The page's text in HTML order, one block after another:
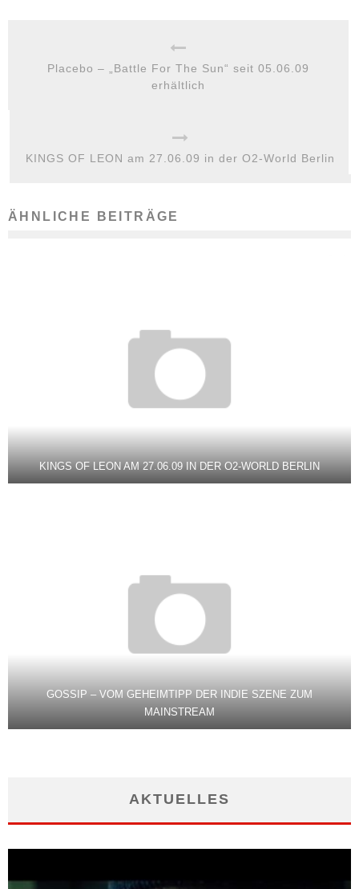
Placebo – „Battle For The Sun“ seit 05.06.09
erhältlich
KINGS OF LEON am 27.06.09 in der O2-World Berlin
ÄHNLICHE BEITRÄGE
KINGS OF LEON AM 27.06.09 IN DER O2-WORLD BERLIN
GOSSIP – VOM GEHEIMTIPP DER INDIE SZENE ZUM
MAINSTREAM
AKTUELLES